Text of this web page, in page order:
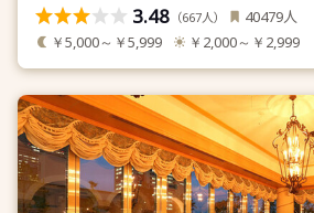
3.48 （667人） 40479人
￥5,000～￥5,999 ￥2,000～￥2,999